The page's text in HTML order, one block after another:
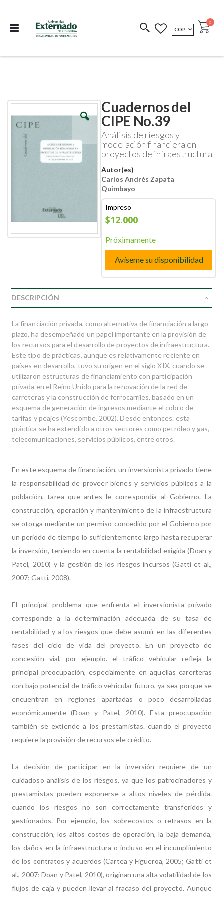
COEDICIONES REDIMIR CÓDIGO
MONEDA
COP Cart
0
Cuadernos del
CIPE No.39
Análisis de riesgos y
modelación financiera en
proyectos de infraestructura
Autor(es)
Carlos Andrés Zapata
Quimbayo
Impreso
$12.000
Próximamente
Avíseme su disponibilidad
Skip
the
images
Skip
the
beginning
images
DESCRIPCIÓN
La financiación privada, como alternativa de financiación a largo
plazo, ha desempeñado un papel importante en la provisión de
los recursos para el desarrollo de proyectos de infraestructura.
Este tipo de prácticas, aunque es relativamente reciente en
países en desarrollo, tuvo su origen en el siglo XIX, cuando se
utilizaron estructuras de financiamiento con participación
privada en el Reino Unido para la renovación de la red de
carreteras y la construcción de ferrocarriles, basado en un
esquema de generación de ingresos mediante el cobro de
tarifas y peajes (Yescombe, 2002). Desde entonces. esta
práctica se ha extendido a otros sectores como petróleo y gas,
telecomunicaciones, servicios públicos, entre otros.
En este esquema de financiación, un inversionista privado tiene
la responsabilidad de proveer bienes y servicios públicos a la
población, tarea que antes le correspondía al Gobierno. La
construcción, operación y mantenimiento de la infraestructura
se otorga mediante un permiso concedido por el Gobierno por
un periodo de tiempo lo suficientemente largo hasta recuperar
la inversión, teniendo en cuenta la rentabilidad exigida (Doan y
Patel, 2010) y la gestión de los riesgos incursos (Gatti et al.,
2007; Gatti, 2008).
El principal problema que enfrenta el inversionista privado
corresponde a la determinación adecuada de su tasa de
rentabilidad y a los riesgos que debe asumir en las diferentes
fases del ciclo de vida del proyecto. En un proyecto de
concesión vial, por ejemplo. el tráfico vehicular refleja la
principal preocupación, especialmente en aquellas carerteras
con bajo potencial de tráfico vehicular futuro, ya sea porque se
encuentran en regiones apartadas o poco desarrolladas
económicamente (Doan y Patel, 2010). Esta preocupación
también se extiende a los prestamistas. cuando el proyecto
requiere la provisión de recursos ele crédito.
La decisión de participar en la inversión requiere de un
cuidadoso análisis de los riesgos, ya que los patrocinadores y
prestamistas pueden exponerse a altos niveles de pérdida.
cuando los riesgos no son correctamente transferidos y
gestionados. Por ejemplo, los sobrecostos o retrasos en la
construcción, los altos costos de operación, la baja demanda,
los daños en la infraestructura o incluso en el incumplimiento
de los contratos y acuerdos (Cartea y Figueroa, 2005; Gatti et
al., 2007; Doan y Patel, 2010), originan una alta volatilidad de los
flujos de caja y pueden llevar al fracaso del proyecto. Aunque